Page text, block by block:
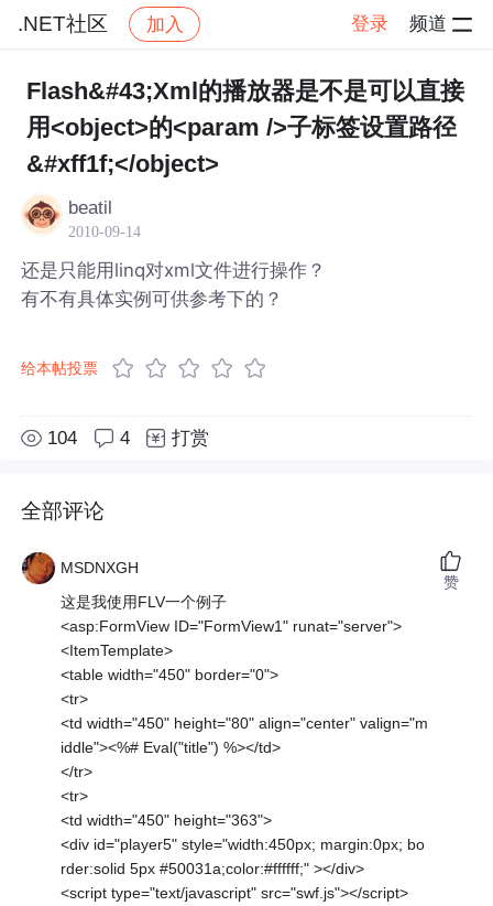
.NET社区 加入 登录 频道
社区 .NET社区 帖子详情
Flash&#43;Xml的播放器是不是可以直接
用<object>的<param />子标签设置路径
&#xff1f;</object>
beatil
2010-09-14
还是只能用linq对xml文件进行操作？
有不有具体实例可供参考下的？
给本帖投票
104 4 打赏
全部评论
MSDNXGH
这是我使用FLV一个例子
<asp:FormView ID="FormView1" runat="server">
<ItemTemplate>
<table width="450" border="0">
<tr>
<td width="450" height="80" align="center" valign="m
iddle"><%# Eval("title") %></td>
</tr>
<tr>
<td width="450" height="363">
<div id="player5" style="width:450px; margin:0px; bo
rder:solid 5px #50031a;color:#ffffff;" ></div>
<script type="text/javascript" src="swf.js"></script>
赞